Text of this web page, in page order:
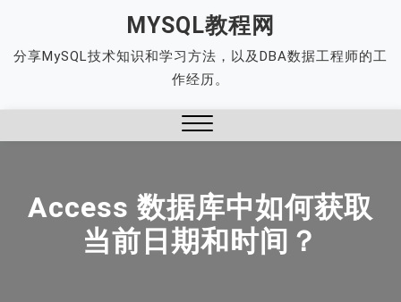
content
MYSQL教程网
分享MySQL技术知识和学习方法，以及DBA数据工程师的工
作经历。
Access 数据库中如何获取
当前日期和时间？